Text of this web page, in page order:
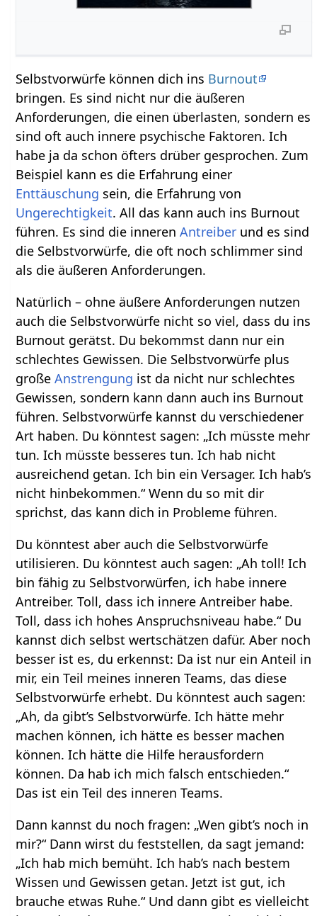
Selbstvorwürfe können dich ins Burnout
bringen. Es sind nicht nur die äußeren
Anforderungen, die einen überlasten, sondern es
sind oft auch innere psychische Faktoren. Ich
habe ja da schon öfters drüber gesprochen. Zum
Beispiel kann es die Erfahrung einer
Enttäuschung sein, die Erfahrung von
Ungerechtigkeit. All das kann auch ins Burnout
führen. Es sind die innerenAntreiber und es sind
die Selbstvorwürfe, die oft noch schlimmer sind
als die äußeren Anforderungen.
Natürlich – ohne äußere Anforderungen nutzen
auch die Selbstvorwürfe nicht so viel, dass du ins
Burnout gerätst. Du bekommst dann nur ein
schlechtes Gewissen. Die Selbstvorwürfe plus
großeAnstrengung ist da nicht nur schlechtes
Gewissen, sondern kann dann auch ins Burnout
führen. Selbstvorwürfe kannst du verschiedener
Art haben. Du könntest sagen: „Ich müsste mehr
tun. Ich müsste besseres tun. Ich hab nicht
ausreichend getan. Ich bin ein Versager. Ich hab’s
nicht hinbekommen.“ Wenn du so mit dir
sprichst, das kann dich in Probleme führen.
Du könntest aber auch die Selbstvorwürfe
utilisieren. Du könntest auch sagen: „Ah toll! Ich
bin fähig zu Selbstvorwürfen, ich habe innere
Antreiber. Toll, dass ich innere Antreiber habe.
Toll, dass ich hohes Anspruchsniveau habe.“ Du
kannst dich selbst wertschätzen dafür. Aber noch
besser ist es, du erkennst: Da ist nur ein Anteil in
mir, ein Teil meines inneren Teams, das diese
Selbstvorwürfe erhebt. Du könntest auch sagen:
„Ah, da gibt’s Selbstvorwürfe. Ich hätte mehr
machen können, ich hätte es besser machen
können. Ich hätte die Hilfe herausfordern
können. Da hab ich mich falsch entschieden.“
Das ist ein Teil des inneren Teams.
Dann kannst du noch fragen: „Wen gibt’s noch in
mir?“ Dann wirst du feststellen, da sagt jemand:
„Ich hab mich bemüht. Ich hab’s nach bestem
Wissen und Gewissen getan. Jetzt ist gut, ich
brauche etwas Ruhe.“ Und dann gibt es vielleicht